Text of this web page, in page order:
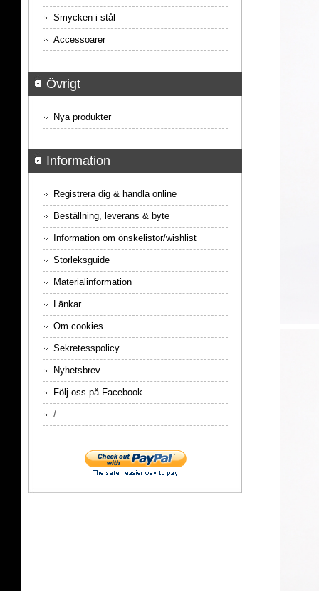
Smycken i stål
Accessoarer
Övrigt
Nya produkter
Information
Registrera dig & handla online
Beställning, leverans & byte
Information om önskelistor/wishlist
Storleksguide
Materialinformation
Länkar
Om cookies
Sekretesspolicy
Nyhetsbrev
Följ oss på Facebook
/